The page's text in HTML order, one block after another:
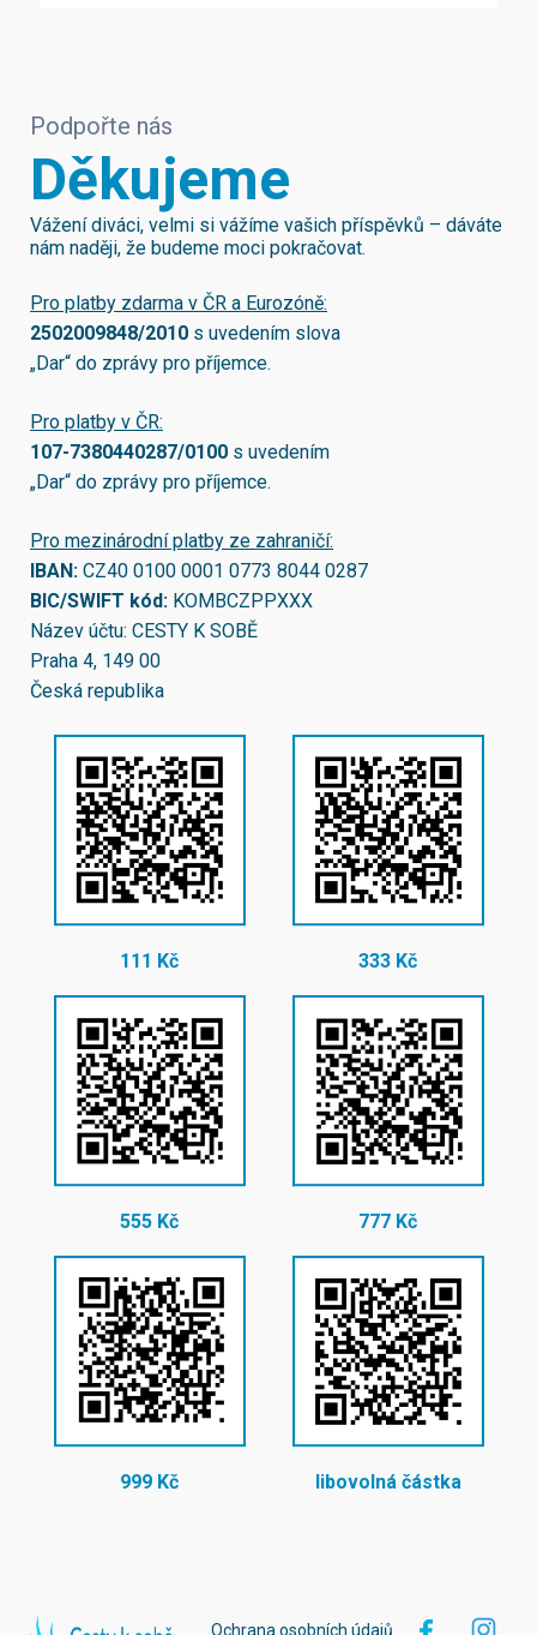
Podpořte nás
Děkujeme
Vážení diváci, velmi si vážíme vašich příspěvků – dáváte
nám naději, že budeme moci pokračovat.
Pro platby zdarma v ČR a Eurozóně:
2502009848/2010 s uvedením slova
„Dar“ do zprávy pro příjemce.
Pro platby v ČR:
107-7380440287/0100 s uvedením
„Dar“ do zprávy pro příjemce.
Pro mezinárodní platby ze zahraničí:
IBAN: CZ40 0100 0001 0773 8044 0287
BIC/SWIFT kód: KOMBCZPPXXX
Název účtu: CESTY K SOBĚ
Praha 4, 149 00
Česká republika
111 Kč 333 Kč
555 Kč 777 Kč
999 Kč libovolná částka
Ochrana osobních údajů